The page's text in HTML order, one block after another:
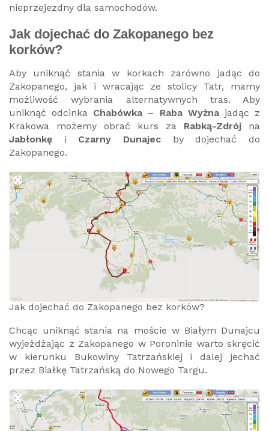
nieprzejezdny dla samochodów.
Jak dojechać do Zakopanego bez
korków?
Aby uniknąć stania w korkach zarówno jadąc do
Zakopanego, jak i wracając ze stolicy Tatr, mamy
możliwość wybrania alternatywnych tras. Aby
uniknąć odcinka Chabówka – Raba Wyżnajadąc z
Krakowa możemy obrać kurs za Rabką-Zdrój na
Jabłonkę i Czarny Dunajec by dojechać do
Zakopanego.
Jak dojechać do Zakopanego bez korków?
Chcąc uniknąć stania na moście w Białym Dunajcu
wyjeżdżając z Zakopanego w Poroninie warto skręcić
w kierunku Bukowiny Tatrzańskiej i dalej jechać
przez Białkę Tatrzańską do Nowego Targu.